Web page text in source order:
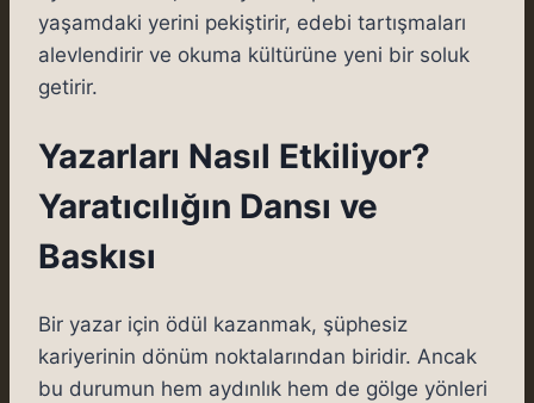
yaşamdaki yerini pekiştirir, edebi tartışmaları
alevlendirir ve okuma kültürüne yeni bir soluk
getirir.
Yazarları Nasıl Etkiliyor?
Yaratıcılığın Dansı ve
Baskısı
Bir yazar için ödül kazanmak, şüphesiz
kariyerinin dönüm noktalarından biridir. Ancak
bu durumun hem aydınlık hem de gölge yönleri